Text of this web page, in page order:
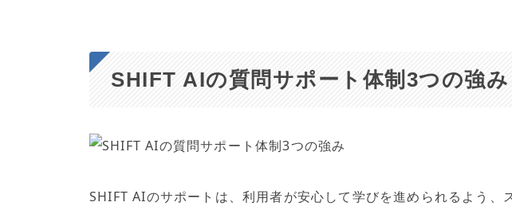
SHIFT AIの質問サポート体制3つの強み
SHIFT AIのサポートは、利用者が安心して学びを進められるよう、